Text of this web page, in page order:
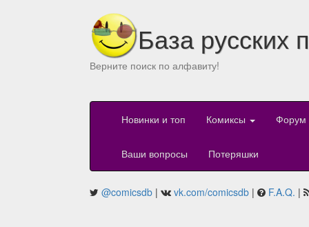
База русских
Верните поиск по алфавиту!
Новинки и топ Комиксы Форум
Ваши вопросы Потеряшки
@comicsdb | vk.com/comicsdb | F.A.Q. |